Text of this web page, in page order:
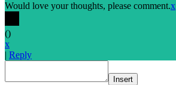
Would love your thoughts, please comment.x
()
x
| Reply
Insert